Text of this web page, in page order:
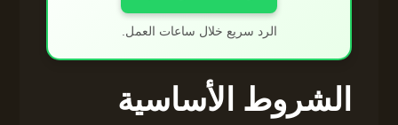
الرد سريع خلال ساعات العمل.
الشروط الأساسية